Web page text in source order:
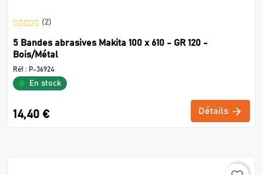
(2)
5 Bandes abrasives Makita 100 x 610 - GR 120 -
Bois/Métal
Réf : P-36924
En stock
14,40 € Détails